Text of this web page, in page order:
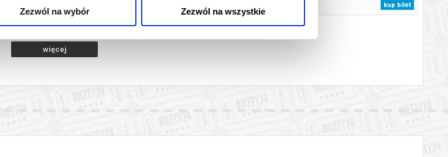
Zezwól na wybór Zezwól na wszystkie
kup bilet
więcej